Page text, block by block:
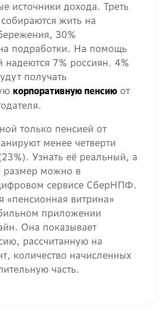
источники дохода. Треть
жить на
30%
подработки. На помощь
надеются 7% россиян. 4%
получать
корпоративную пенсию от
только пенсией от
менее четверти
Узнать её реальный, а
размер можно в
сервисе СберНПФ.
«пенсионная витрина»
приложении
Она показывает
рассчитанную на
количество начисленных
часть.